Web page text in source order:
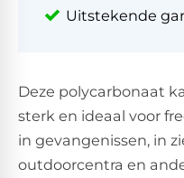
Uitstekende
Deze polycarbonaat
sterk en ideaal voor
in gevangenissen, in
outdoorcentra en